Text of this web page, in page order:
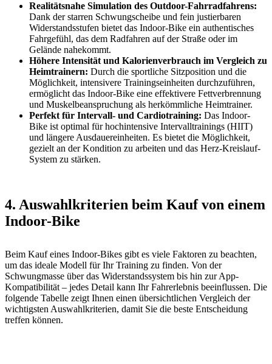
Realitätsnahe Simulation des Outdoor-Fahrradfahrens:
Dank der starren Schwungscheibe und fein justierbaren
Widerstandsstufen bietet das Indoor-Bike ein authentisches
Fahrgefühl, das dem Radfahren auf der Straße oder im
Gelände nahekommt.
Höhere Intensität und Kalorienverbrauch im Vergleich zu
Heimtrainern: Durch die sportliche Sitzposition und die
Möglichkeit, intensivere Trainingseinheiten durchzuführen,
ermöglicht das Indoor-Bike eine effektivere Fettverbrennung
und Muskelbeanspruchung als herkömmliche Heimtrainer.
Perfekt für Intervall- und Cardiotraining: Das Indoor-
Bike ist optimal für hochintensive Intervalltrainings (HIIT)
und längere Ausdauereinheiten. Es bietet die Möglichkeit,
gezielt an der Kondition zu arbeiten und das Herz-Kreislauf-
System zu stärken.
4. Auswahlkriterien beim Kauf von einem
Indoor-Bike
Beim Kauf eines Indoor-Bikes gibt es viele Faktoren zu beachten,
um das ideale Modell für Ihr Training zu finden. Von der
Schwungmasse über das Widerstandssystem bis hin zur App-
Kompatibilität – jedes Detail kann Ihr Fahrerlebnis beeinflussen. Die
folgende Tabelle zeigt Ihnen einen übersichtlichen Vergleich der
wichtigsten Auswahlkriterien, damit Sie die beste Entscheidung
treffen können.